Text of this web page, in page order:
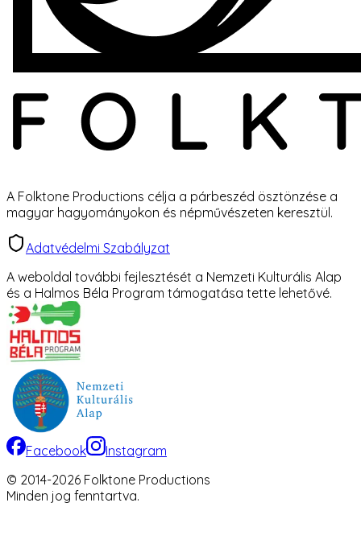
A Folktone Productions célja a párbeszéd ösztönzése a
magyar hagyományokon és népművészeten keresztül.
Adatvédelmi Szabályzat
A weboldal további fejlesztését a Nemzeti Kulturális Alap
és a Halmos Béla Program támogatása tette lehetővé.
Facebook
Instagram
© 2014-2026 Folktone Productions
Minden jog fenntartva.